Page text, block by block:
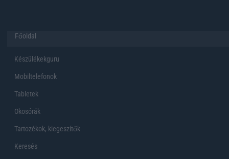
Főoldal
Készülékekguru
Mobiltelefonok
Tabletek
Okosórák
Tartozékok, kiegeszítők
Keresés